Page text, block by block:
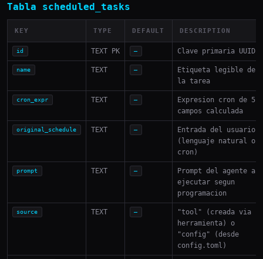
Tabla scheduled_tasks
KEY TYPE DEFAULT DESCRIPTION
id TEXT PK — Clave primaria UUID
name TEXT —
Etiqueta legible de
la tarea
cron_expr TEXT —
Expresion cron de 5
campos calculada
original_schedule TEXT —
Entrada del usuario
(lenguaje natural o
cron)
prompt TEXT —
Prompt del agente a
ejecutar segun
programacion
source TEXT —
"tool" (creada via
herramienta) o
"config" (desde
config.toml)